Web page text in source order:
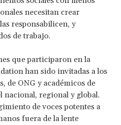
necesitan crear
responsabilicen, y
de trabajo.
que participaron en la
han sido invitadas a los
de ONG y académicos de
nacional, regional y global.
de voces potentes a
fuera de la lente